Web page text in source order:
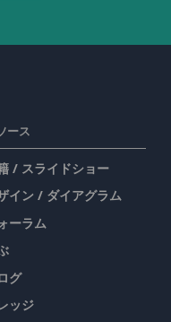
ース
/ スライドショー
イン / ダイアグラム
ーラム
グ
ッジ